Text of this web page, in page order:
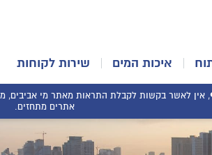
איכות המים שירות לקוחות
אין לאשר בקשות לקבלת התראות מאתר מי אביבים,
אתרים מתחזים.